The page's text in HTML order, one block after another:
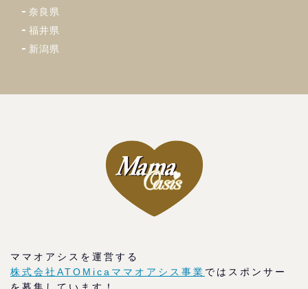
奈良県
福井県
新潟県
ママオアシスを運営する
株式会社ATOMicaママオアシス事業 ではスポンサー